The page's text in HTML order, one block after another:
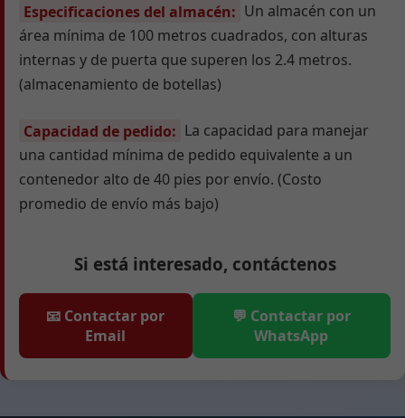
Especificaciones del almacén: Un almacén con un
área mínima de 100 metros cuadrados, con alturas
internas y de puerta que superen los 2.4 metros.
(almacenamiento de botellas)
Capacidad de pedido: La capacidad para manejar
una cantidad mínima de pedido equivalente a un
contenedor alto de 40 pies por envío. (Costo
promedio de envío más bajo)
Si está interesado, contáctenos
📧 Contactar por
Email
💬 Contactar por
WhatsApp